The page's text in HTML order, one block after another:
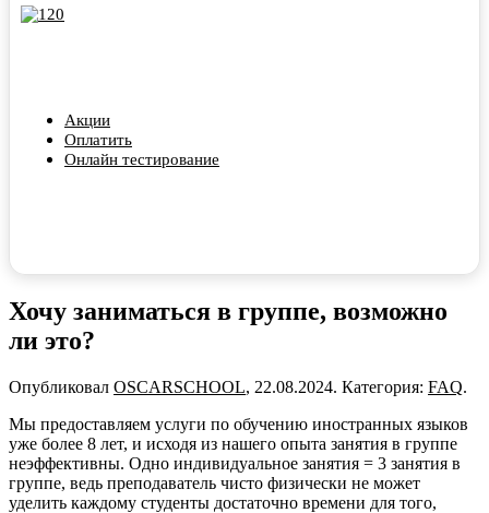
Акции
Оплатить
Онлайн тестирование
Хочу заниматься в группе, возможно
ли это?
Опубликовал OSCARSCHOOL, 22.08.2024. Категория: FAQ.
Мы предоставляем услуги по обучению иностранных языков
уже более 8 лет, и исходя из нашего опыта занятия в группе
неэффективны. Одно индивидуальное занятия = 3 занятия в
группе, ведь преподаватель чисто физически не может
уделить каждому студенты достаточно времени для того,